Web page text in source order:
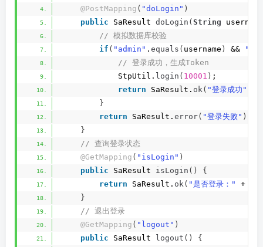
@PostMapping ( "doLogin" )
public SaResult doLogin ( String
// 模拟数据库校验
if ( "admin" . equals ( username ) &&
// 登录成功，生成Token
            StpUtil.
login ( 10001 ) ;
return SaResult. ok ( "登录成功"
}
return SaResult. error( "登录失败" )
}
// 查询登录状态
@GetMapping ( "isLogin" )
public SaResult isLogin ()
{
return SaResult. ok ( "是否登录："
+
}
// 退出登录
@GetMapping ( "logout" )
public SaResult logout ()
{